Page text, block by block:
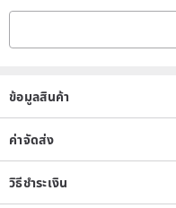
ข้อมูลสินค้า
ค่าจัดส่ง
วิธีชำระเงิน